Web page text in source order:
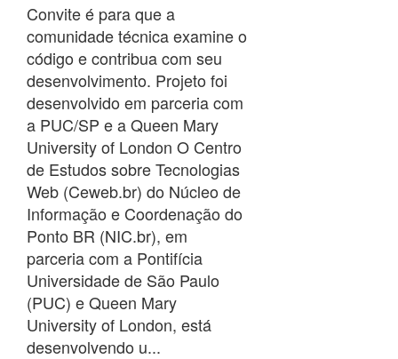
Convite é para que a
comunidade técnica examine o
código e contribua com seu
desenvolvimento. Projeto foi
desenvolvido em parceria com
a PUC/SP e a Queen Mary
University of London O Centro
de Estudos sobre Tecnologias
Web (Ceweb.br) do Núcleo de
Informação e Coordenação do
Ponto BR (NIC.br), em
parceria com a Pontifícia
Universidade de São Paulo
(PUC) e Queen Mary
University of London, está
desenvolvendo u...